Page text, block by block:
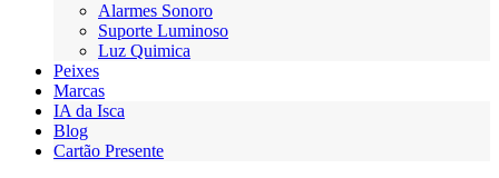
Alarmes Sonoro
Suporte Luminoso
Luz Quimica
Peixes
Marcas
IA da Isca
Blog
Cartão Presente